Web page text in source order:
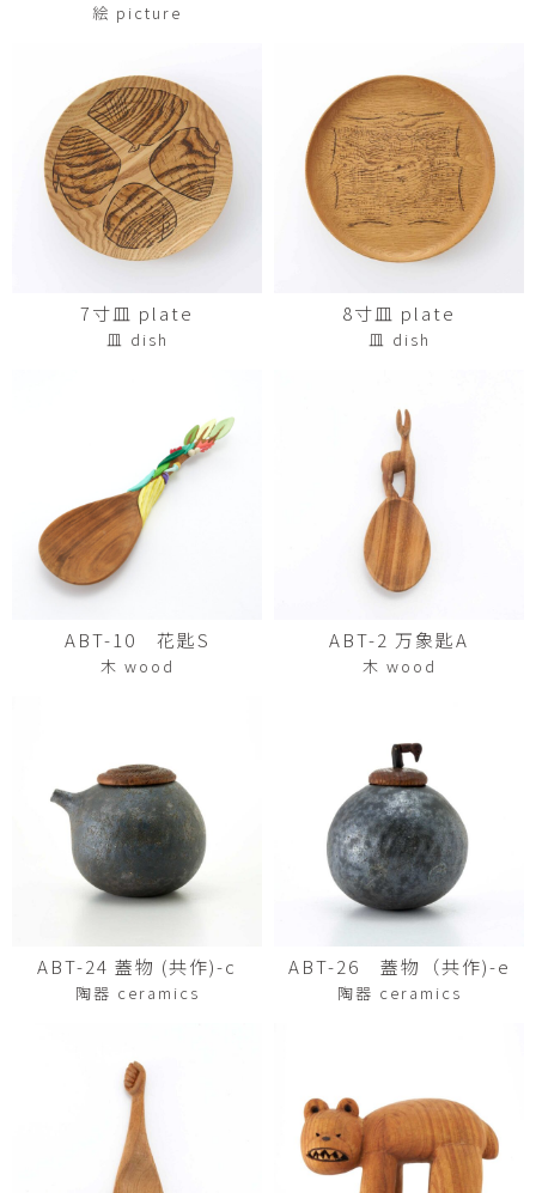
絵 picture
7寸皿 plate
皿 dish
8寸皿 plate
皿 dish
ABT-10 花匙S
木 wood
ABT-2 万象匙A
木 wood
ABT-24 蓋物 (共作)-c
陶器 ceramics
ABT-26 蓋物（共作)-e
陶器 ceramics